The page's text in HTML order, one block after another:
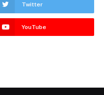
Twitter
YouTube